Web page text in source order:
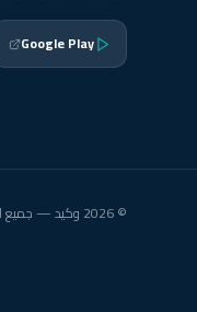
Google Play
© 2026 وكيد — جميع الحقوق محفوظة